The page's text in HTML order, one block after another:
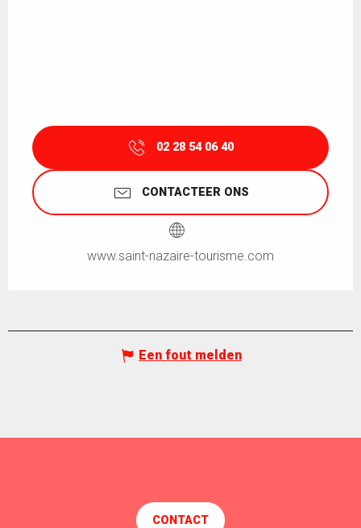
02 28 54 06 40
CONTACTEER ONS
www.saint-nazaire-tourisme.com
Een fout melden
CONTACT